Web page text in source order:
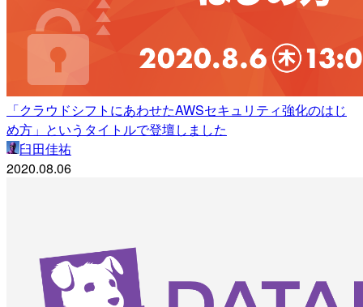
「クラウドシフトにあわせたAWSセキュリティ強化のはじ
め方」というタイトルで登壇しました
臼田佳祐
2020.08.06